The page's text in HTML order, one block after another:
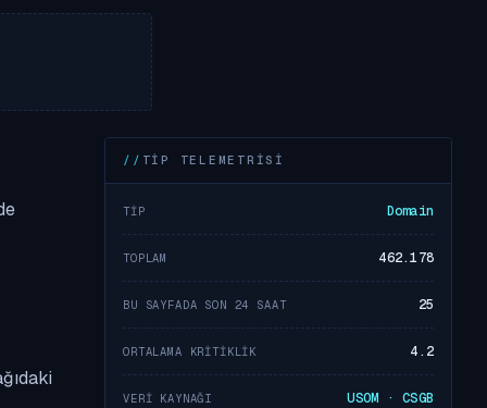
TIP TELEMETRISI
TIP Domain
TOPLAM 462.178
BU SAYFADA SON 24 SAAT 25
ORTALAMA KRITIKLIK 4.2
VERI KAYNAĞI USOM · CSGB